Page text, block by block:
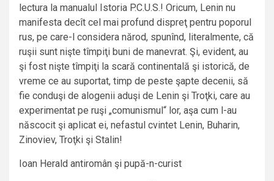
lectura la manualul Istoria P.C.U.S.! Oricum, Lenin nu
manifesta decît cel mai profund dispreţ pentru poporul
rus, pe care-l considera nărod, spunînd, literalmente, că
ruşii sunt nişte tîmpiţi buni de manevrat. Şi, evident, au
şi fost nişte tîmpiţi la scară continentală şi istorică, de
vreme ce au suportat, timp de peste şapte decenii, să
fie conduşi de alogenii aduşi de Lenin şi Troţki, care au
experimentat pe ruşi „comunismul“ lor, aşa cum l-au
născocit şi aplicat ei, nefastul cvintet Lenin, Buharin,
Zinoviev, Troţki şi Stalin!
Ioan Herald antiromân şi pupă-n-curist